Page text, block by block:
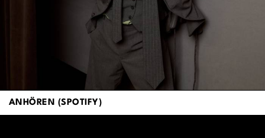
ANHÖREN (SPOTIFY)